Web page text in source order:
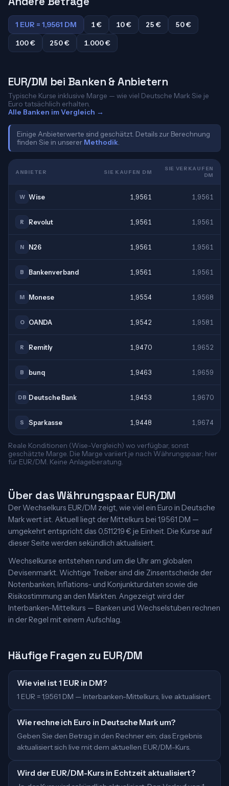
1 EUR = 1,9561 DM 1 € 10 € 25 €
50 €
100 €
250 € 1.000 €
EUR/DM bei Banken & Anbietern
Typische Kurse inklusive Marge — wie viel Deutsche Mark Sie je
Euro tatsächlich erhalten.
Alle Banken im Vergleich →
Einige Anbieterwerte sind geschätzt. Details zur Berechnung
finden Sie in unserer Methodik
ANBIETER SIE KAUFEN DM
SIE VERKAUFEN
DM
W Wise 1,9561 1,9561
R Revolut 1,9561 1,9561
N N26 1,9561 1,9561
B Bankenverband 1,9561 1,9561
M Monese 1,9554 1,9568
O OANDA 1,9542 1,9581
R Remitly 1,9470 1,9652
B bunq 1,9463 1,9659
DB Deutsche Bank 1,9453 1,9670
S Sparkasse 1,9448 1,9674
Reale Konditionen (Wise-Vergleich) wo verfügbar, sonst
geschätzte Marge. Die Marge variiert je nach Währungspaar; hier
für EUR/DM. Keine Anlageberatung.
Über das Währungspaar EUR/DM
Der Wechselkurs EUR/DM zeigt, wie viel ein Euro in Deutsche
Mark wert ist. Aktuell liegt der Mittelkurs bei 1,9561 DM —
umgekehrt entspricht das 0,511219 € je Einheit. Die Kurse auf
dieser Seite werden sekündlich aktualisiert.
Wechselkurse entstehen rund um die Uhr am globalen
Devisenmarkt. Wichtige Treiber sind die Zinsentscheide der
Notenbanken, Inflations- und Konjunkturdaten sowie die
Risikostimmung an den Märkten. Angezeigt wird der
Interbanken-Mittelkurs — Banken und Wechselstuben rechnen
in der Regel mit einem Aufschlag.
Häufige Fragen zu EUR/DM
Wie viel ist 1 EUR in DM?
1 EUR = 1,9561 DM — Interbanken-Mittelkurs, live aktualisiert.
Wie rechne ich Euro in Deutsche Mark um?
Geben Sie den Betrag in den Rechner ein; das Ergebnis
aktualisiert sich live mit dem aktuellen EUR/DM-Kurs.
Wird der EUR/DM-Kurs in Echtzeit aktualisiert?